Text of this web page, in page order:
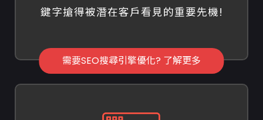
鍵字搶得被潛在客戶看見的重要先機!
需要SEO搜尋引擎優化? 了解更多